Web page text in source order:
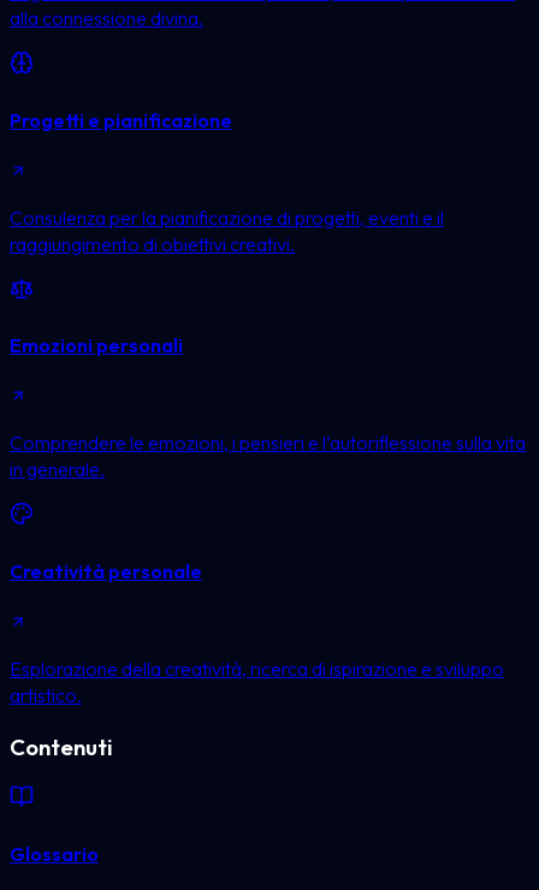
alla connessione divina.
Progetti e pianificazione
Consulenza per la pianificazione di progetti, eventi e il
raggiungimento di obiettivi creativi.
Emozioni personali
Comprendere le emozioni, i pensieri e l’autoriflessione sulla vita
in generale.
Creatività personale
Esplorazione della creatività, ricerca di ispirazione e sviluppo
artistico.
Contenuti
Glossario